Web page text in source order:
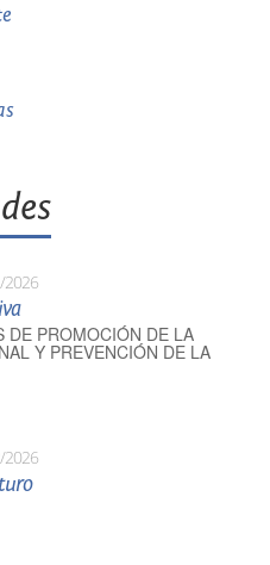
2026
DE PROMOCIÓN DE LA
Y PREVENCIÓN DE LA
2026